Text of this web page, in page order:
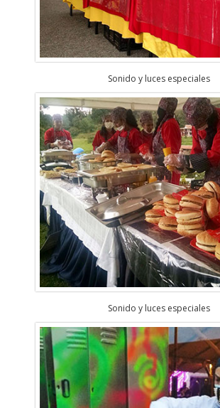
Sonido y luces especiales
Sonido y luces especiales